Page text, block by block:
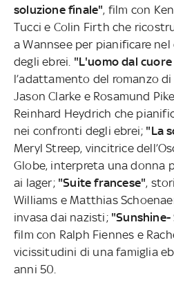
soluzione finale", film con
Tucci e Colin Firth che
a Wannsee per pianificare
degli ebrei. "L'uomo dal
l’adattamento del romanzo
Jason Clarke e Rosamund
Reinhard Heydrich che
nei confronti degli ebrei; "La
Meryl Streep, vincitrice
Globe, interpreta una donna
ai lager; "Suite francese",
Williams e Matthias
invasa dai nazisti;
film con Ralph Fiennes e
vicissitudini di una famiglia
anni 50.